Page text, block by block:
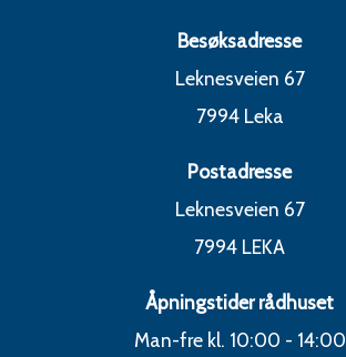
Besøksadresse
Leknesveien 67
7994 Leka
Postadresse
Leknesveien 67
7994 LEKA
Åpningstider rådhuset
Man-fre kl. 10:00 - 14:00